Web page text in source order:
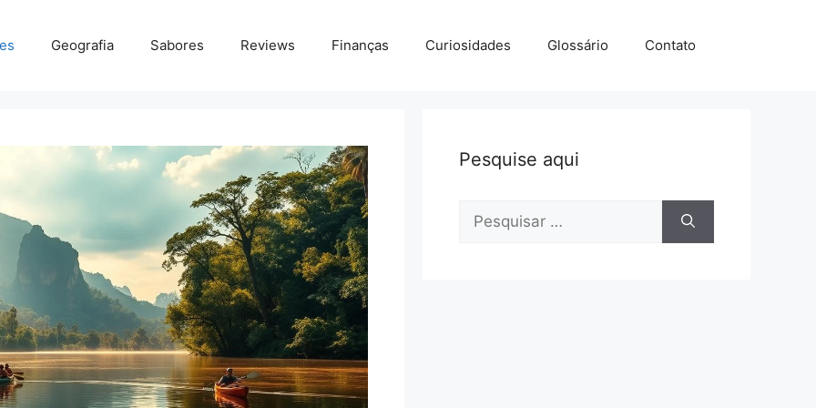
Geografia Sabores Reviews Finanças Curiosidades Glossário Contato
Pesquise aqui
Pesquisar